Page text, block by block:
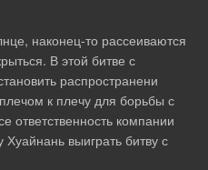
наконец-то рассеиваются
В этой битве с
распространени
к плечу для борьбы с
ответственность компании
выиграть битву с